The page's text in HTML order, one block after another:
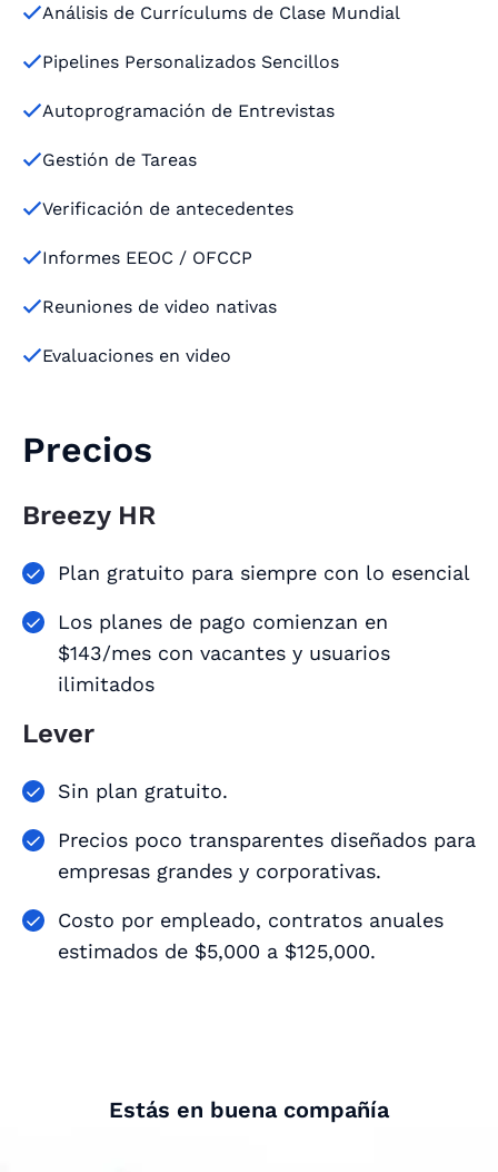
Análisis de Currículums de Clase Mundial
Pipelines Personalizados Sencillos
Autoprogramación de Entrevistas
Gestión de Tareas
Verificación de antecedentes
Informes EEOC / OFCCP
Reuniones de video nativas
Evaluaciones en video
Precios
Breezy HR
Plan gratuito para siempre con lo esencial
Los planes de pago comienzan en
$143/mes con vacantes y usuarios
ilimitados
Lever
Sin plan gratuito.
Precios poco transparentes diseñados para
empresas grandes y corporativas.
Costo por empleado, contratos anuales
estimados de $5,000 a $125,000.
Estás en buena compañía